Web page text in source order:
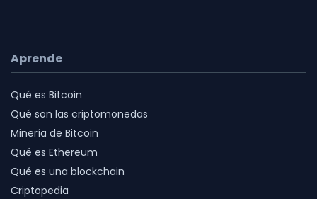
Aprende
Qué es Bitcoin
Qué son las criptomonedas
Minería de Bitcoin
Qué es Ethereum
Qué es una blockchain
Criptopedia